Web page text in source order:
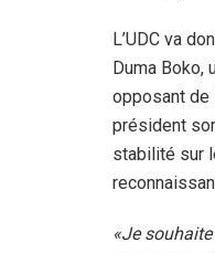
L’UDC va
Duma Boko,
opposant de
président
stabilité sur
«Je